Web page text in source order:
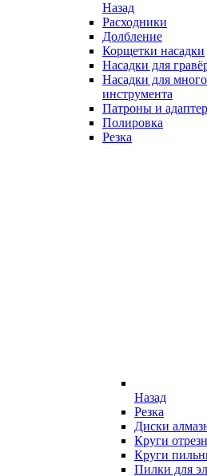
Назад
Расходники
Долбление
Корщетки насадки
Насадки для
Насадки для
инструмента
Патроны и
Полировка
Резка
Назад
Резка
Диски
Круги
Круги
Пилки для